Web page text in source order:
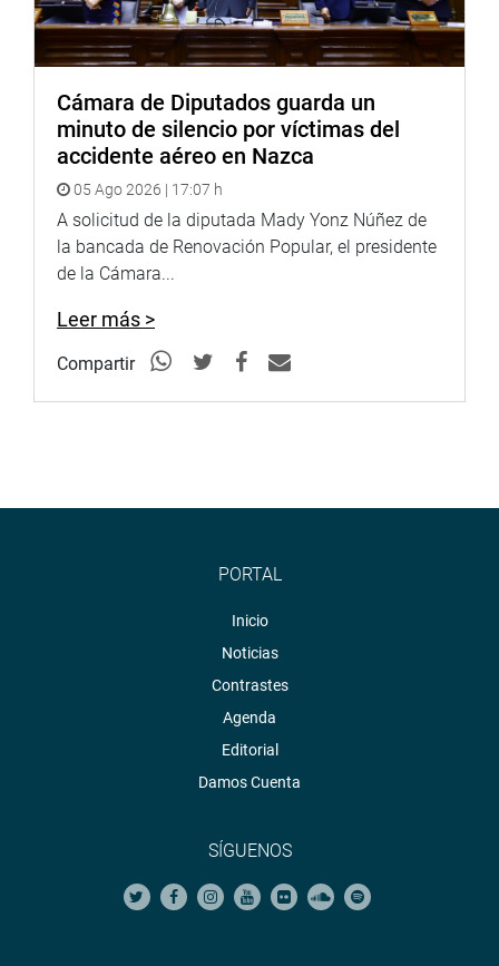
Cámara de Diputados guarda un
minuto de silencio por víctimas del
accidente aéreo en Nazca
05 Ago 2026 | 17:07 h
A solicitud de la diputada Mady Yonz Núñez de
la bancada de Renovación Popular, el presidente
de la Cámara...
Leer más >
Compartir
PORTAL
Inicio
Noticias
Contrastes
Agenda
Editorial
Damos Cuenta
SÍGUENOS